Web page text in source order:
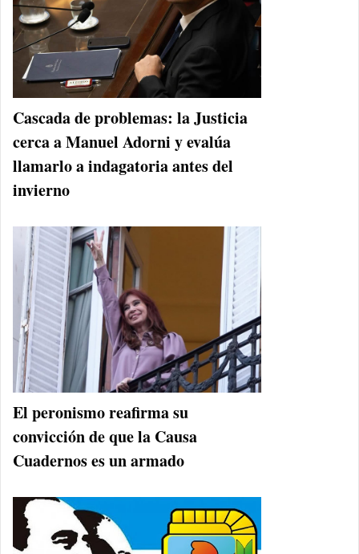
Cascada de problemas: la Justicia
cerca a Manuel Adorni y evalúa
llamarlo a indagatoria antes del
invierno
El peronismo reafirma su
convicción de que la Causa
Cuadernos es un armado